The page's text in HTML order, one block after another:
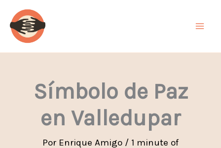
contenido
Símbolo de Paz
en Valledupar
Por Enrique Amigo / 1 minute of